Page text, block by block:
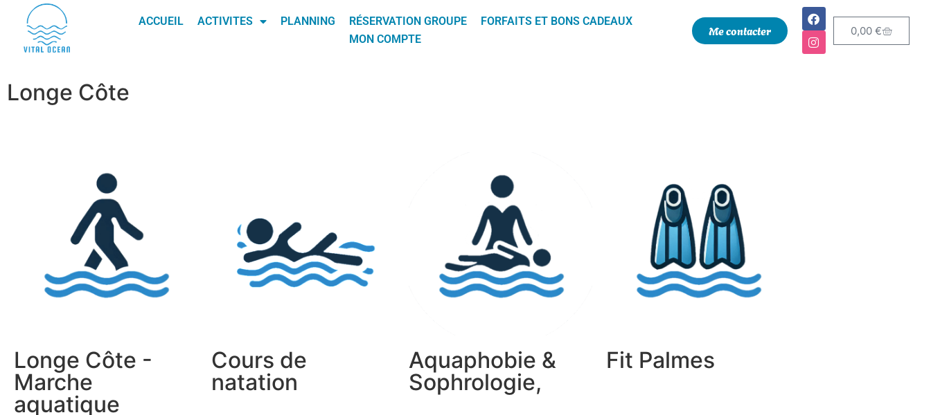
ACCUEIL ACTIVITES PLANNING RÉSERVATION GROUPE
FORFAITS ET BONS CADEAUX
MON COMPTE
Me contacter 0,00€
Longe Côte
Longe Côte -
Marche
aquatique
Cours de
natation
Aquaphobie &
Sophrologie,
Fit Palmes